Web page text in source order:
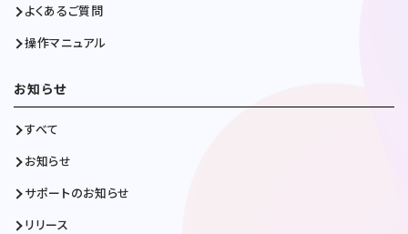
よくあるご質問
操作マニュアル
お知らせ
すべて
お知らせ
サポートのお知らせ
リリース